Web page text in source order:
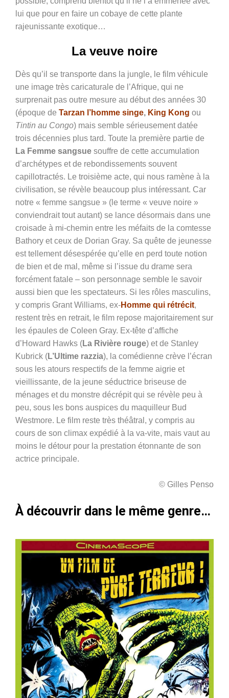
lui que pour en faire un cobaye de cette plante
rajeunissante exotique…
La veuve noire
Dès qu’il se transporte dans la jungle, le film véhicule
une image très caricaturale de l’Afrique, qui ne
surprenait pas outre mesure au début des années 30
(époque de Tarzan l’homme singe, King Kong ou
Tintin au Congo) mais semble sérieusement datée
trois décennies plus tard. Toute la première partie de
La Femme sangsue souffre de cette accumulation
d’archétypes et de rebondissements souvent
capillotractés. Le troisième acte, qui nous ramène à la
civilisation, se révèle beaucoup plus intéressant. Car
notre « femme sangsue » (le terme « veuve noire »
conviendrait tout autant) se lance désormais dans une
croisade à mi-chemin entre les méfaits de la comtesse
Bathory et ceux de Dorian Gray. Sa quête de jeunesse
est tellement désespérée qu’elle en perd toute notion
de bien et de mal, même si l’issue du drame sera
forcément fatale – son personnage semble le savoir
aussi bien que les spectateurs. Si les rôles masculins,
y compris Grant Williams, ex-Homme qui rétrécit,
restent très en retrait, le film repose majoritairement sur
les épaules de Coleen Gray. Ex-tête d’affiche
d’Howard Hawks (La Rivière rouge) et de Stanley
Kubrick (L’Ultime razzia), la comédienne crève l’écran
sous les atours respectifs de la femme aigrie et
vieillissante, de la jeune séductrice briseuse de
ménages et du monstre décrépit qui se révèle peu à
peu, sous les bons auspices du maquilleur Bud
Westmore. Le film reste très théâtral, y compris au
cours de son climax expédié à la va-vite, mais vaut au
moins le détour pour la prestation étonnante de son
actrice principale.
© Gilles Penso
À découvrir dans le même genre…